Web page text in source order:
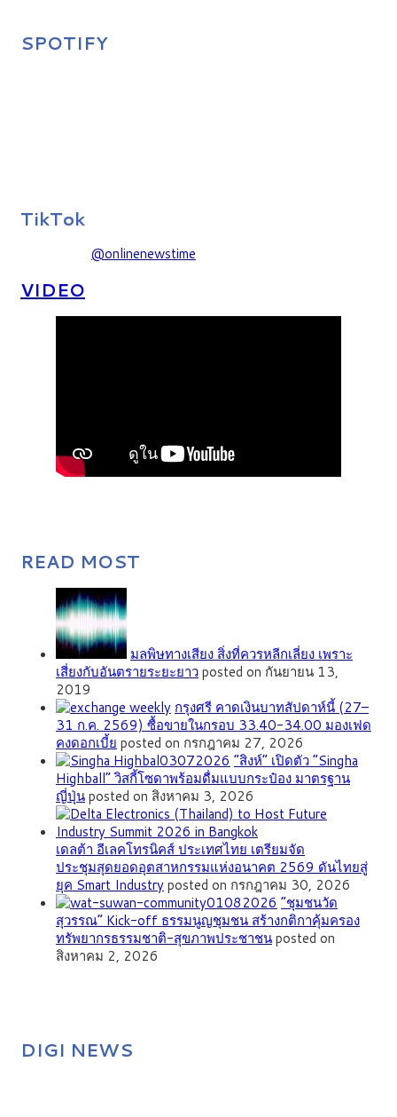
SPOTIFY
TikTok
@onlinenewstime
VIDEO
READ MOST
มลพิษทางเสียง สิ่งที่ควรหลีกเลี่ยง เพราะ
เสี่ยงกับอันตรายระยะยาวposted on กันยายน 13,
2019
กรุงศรี คาดเงินบาทสัปดาห์นี้ (27–
31 ก.ค. 2569) ซื้อขายในกรอบ 33.40-34.00 มองเฟด
คงดอกเบี้ย posted on กรกฎาคม 27, 2026
“สิงห์” เปิดตัว “Singha
Highball” วิสกี้โซดาพร้อมดื่มแบบกระป๋อง มาตรฐาน
ญี่ปุ่นposted on สิงหาคม 3, 2026
เดลต้า อีเลคโทรนิคส์ ประเทศไทย เตรียมจัด
ประชุมสุดยอดอุตสาหกรรมแห่งอนาคต 2569 ดันไทยสู่
ยุค Smart Industryposted on กรกฎาคม 30, 2026
”ชุมชนวัด
สุวรรณ” Kick-off ธรรมนูญชุมชน สร้างกติกาคุ้มครอง
ทรัพยากรธรรมชาติ-สุขภาพประชาชนposted on
สิงหาคม 2, 2026
DIGI NEWS